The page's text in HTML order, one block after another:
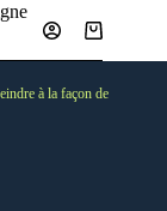
à la façon de